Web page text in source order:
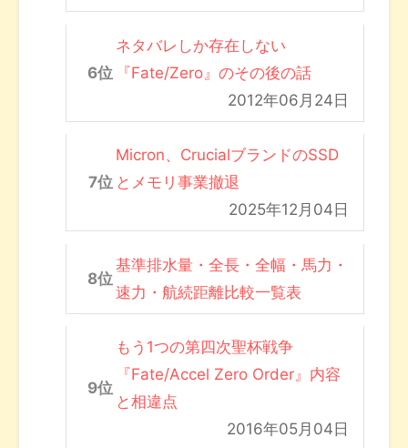
ネタバレしか存在しない
『Fate/Zero』のその後の話
2012年06月24日
Micron、CrucialブランドのSSD
とメモリ事業撤退
2025年12月04日
基準排水量・全長・全幅・馬力・
速力・航続距離比較一覧表
もう1つの第四次聖杯戦争
『Fate/Accel Zero Order』内容
と相違点
2016年05月04日